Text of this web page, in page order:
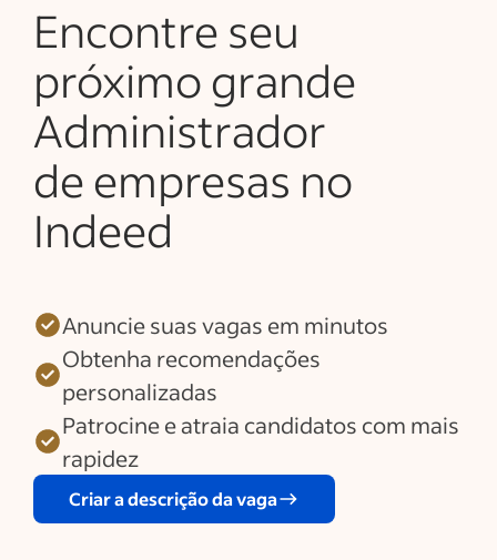
Encontre seu
próximo grande
Administrador
de empresas no
Indeed
Anuncie suas vagas em minutos
Obtenha recomendações
personalizadas
Patrocine e atraia candidatos com mais
rapidez
Criar a descrição da vaga